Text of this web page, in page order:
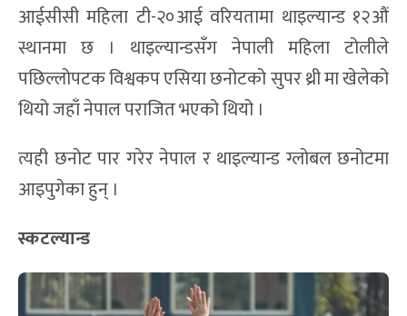
आईसीसी महिला टी-२०आई वरियतामा थाइल्यान्ड १२औं
स्थानमा छ । थाइल्यान्डसँग नेपाली महिला टोलीले
पछिल्लोपटक विश्वकप एसिया छनोटको सुपर थ्री मा खेलेको
थियो जहाँ नेपाल पराजित भएको थियो ।
त्यही छनोट पार गरेर नेपाल र थाइल्यान्ड ग्लोबल छनोटमा
आइपुगेका हुन् ।
स्कटल्यान्ड